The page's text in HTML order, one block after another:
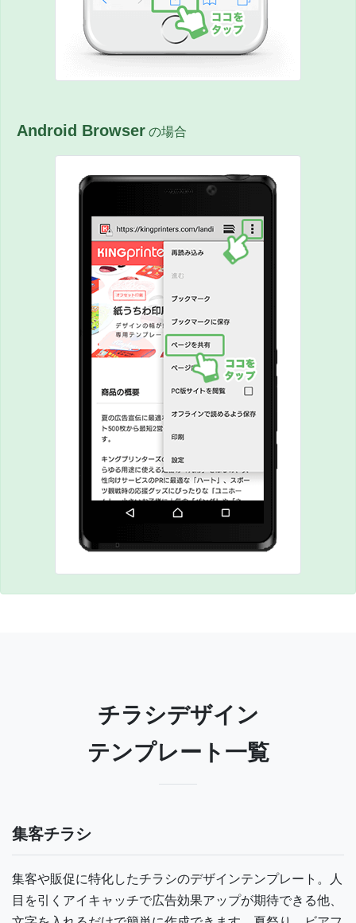
Android Browser の場合
チラシデザイン
テンプレート一覧
集客チラシ
集客や販促に特化したチラシのデザインテンプレート。人
目を引くアイキャッチで広告効果アップが期待できる他、